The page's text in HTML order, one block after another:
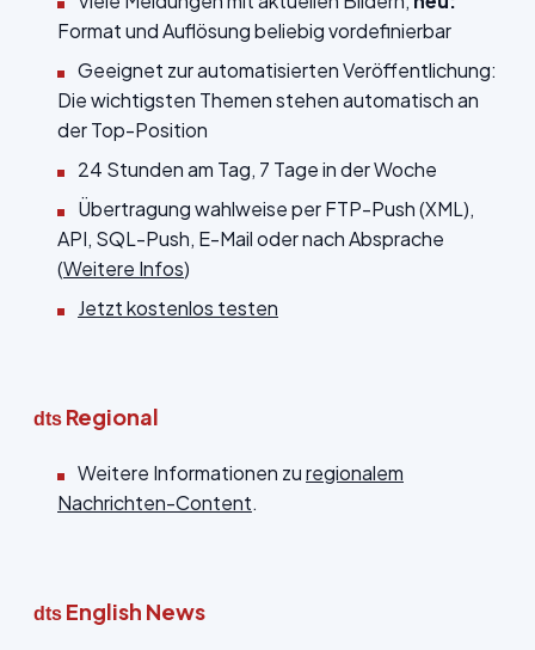
Format und Auflösung beliebig vordefinierbar
Geeignet zur automatisierten Veröffentlichung:
Die wichtigsten Themen stehen automatisch an
der Top-Position
24 Stunden am Tag, 7 Tage in der Woche
Übertragung wahlweise per FTP-Push (XML),
API, SQL-Push, E-Mail oder nach Absprache
(Weitere Infos)
Jetzt kostenlos testen
dts Regional
Weitere Informationen zuregionalem
Nachrichten-Content.
dts English News